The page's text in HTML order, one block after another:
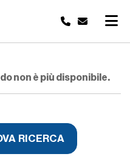
non è più disponibile.
RICERCA